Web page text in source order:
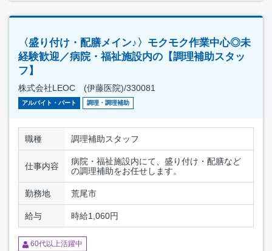
〈盛り付け・配膳メイン♪〉モクモク作業中心◎未
経験歓迎／病院・福祉施設内の【調理補助スタッ
フ】
株式会社LEOC (伊藤医院)/330081
アルバイト・パート 調理・調理補助
職種 調理補助スタッフ
仕事内容
病院・福祉施設内にて、盛り付け・配膳など
の調理補助をお任せします。
勤務地 荒尾市
給与 時給1,060円
60代以上活躍中